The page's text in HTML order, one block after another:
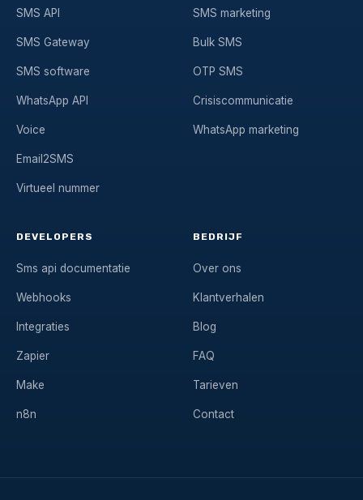
SMS API
SMS Gateway
SMS software
WhatsApp API
Voice
Email2SMS
Virtueel nummer
SMS marketing
Bulk SMS
OTP SMS
Crisiscommunicatie
WhatsApp marketing
DEVELOPERS
Sms api documentatie
Webhooks
Integraties
Zapier
Make
n8n
BEDRIJF
Over ons
Klantverhalen
Blog
FAQ
Tarieven
Contact